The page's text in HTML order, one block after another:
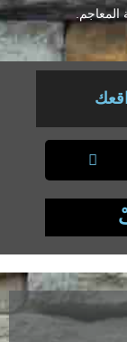
المعاجم.